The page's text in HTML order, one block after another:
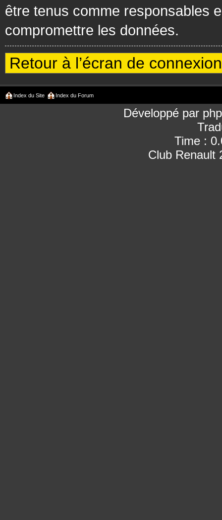
être tenus comme responsables
compromettre les données.
Retour à l’écran de connexion
Index du Site Index du Forum
Développé par
Time :
Club Renault